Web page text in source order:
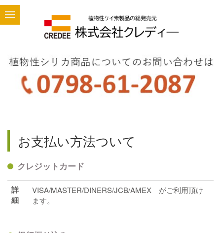
お支払い方法ついて
クレジットカード
詳
細
VISA/MASTER/DINERS/JCB/AMEX がご利用頂け
ます。